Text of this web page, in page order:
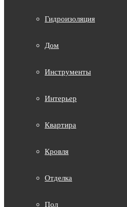
Гидроизоляция
Дом
Инструменты
Интерьер
Квартира
Кровля
Отделка
Пол